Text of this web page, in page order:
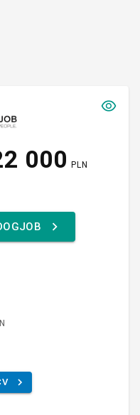
000 PLN